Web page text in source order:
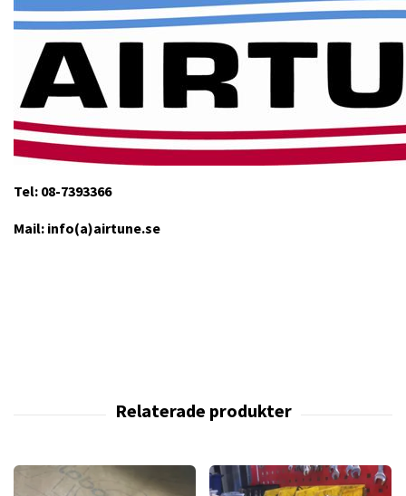
Tel: 08-7393366
Mail: info(a)airtune.se